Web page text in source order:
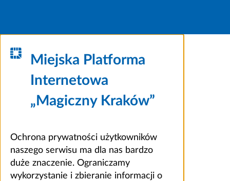
Miejska Platforma
Internetowa
„Magiczny Kraków”
Ochrona prywatności użytkowników
naszego serwisu ma dla nas bardzo
duże znaczenie. Ograniczamy
wykorzystanie i zbieranie informacji o